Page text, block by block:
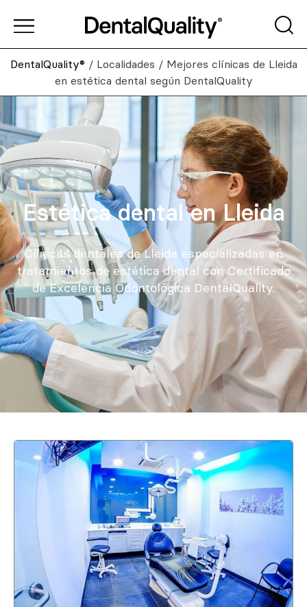
DentalQuality® / Localidades / Mejores clínicas de Lleida
en estética dental según DentalQuality
Estética dental en Lleida
Clínicas dentales de Lleida especializadas en
tratamientos de estética dental con Certificado
de Excelencia Odontológica DentalQuality.